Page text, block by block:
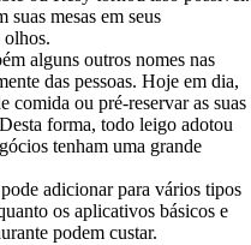
suas mesas em seus
olhos.
alguns outros nomes nas
das pessoas. Hoje em dia,
comida ou pré-reservar as suas
forma, todo leigo adotou
tenham uma grande
adicionar para vários tipos
os aplicativos básicos e
podem custar.